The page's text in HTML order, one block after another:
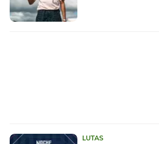
LUTAS